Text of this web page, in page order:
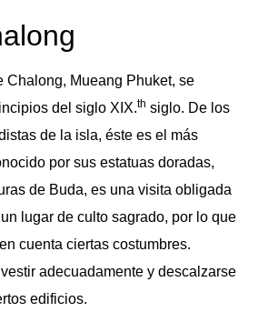
Chalong, Mueang Phuket, se
del siglo XIX.th siglo. De los
de la isla, éste es el más
por sus estatuas doradas,
de Buda, es una visita obligada
lugar de culto sagrado, por lo que
cuenta ciertas costumbres.
adecuadamente y descalzarse
edificios.